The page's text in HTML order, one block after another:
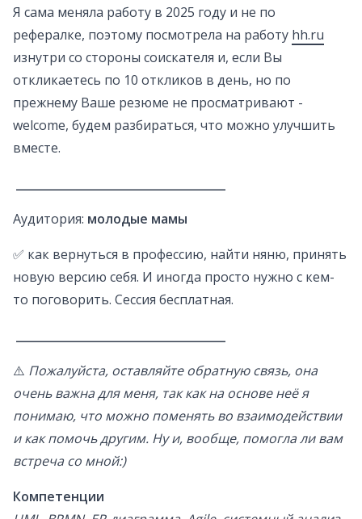
Я сама меняла работу в 2025 году и не по
рефералке, поэтому посмотрела на работу hh.ru
изнутри со стороны соискателя и, если Вы
откликаетесь по 10 откликов в день, но по
прежнему Ваше резюме не просматривают -
welcome, будем разбираться, что можно улучшить
вместе.
Аудитория: молодые мамы
✅ как вернуться в профессию, найти няню, принять
новую версию себя. И иногда просто нужно с кем-
то поговорить. Сессия бесплатная.
⚠️ Пожалуйста, оставляйте обратную связь, она
очень важна для меня, так как на основе неё я
понимаю, что можно поменять во взаимодействии
и как помочь другим. Ну и, вообще, помогла ли вам
встреча со мной:)
Компетенции